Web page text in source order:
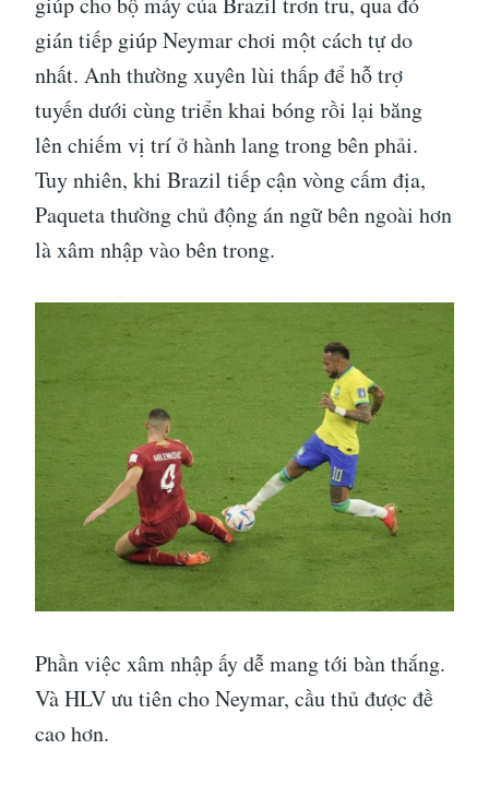
gián tiếp giúp Neymar chơi một cách tự do
nhất. Anh thường xuyên lùi thấp để hỗ trợ
tuyến dưới cùng triển khai bóng rồi lại băng
lên chiếm vị trí ở hành lang trong bên phải.
Tuy nhiên, khi Brazil tiếp cận vòng cấm địa,
Paqueta thường chủ động án ngữ bên ngoài hơn
là xâm nhập vào bên trong.
Phần việc xâm nhập ấy dễ mang tới bàn thắng.
Và HLV ưu tiên cho Neymar, cầu thủ được đề
cao hơn.